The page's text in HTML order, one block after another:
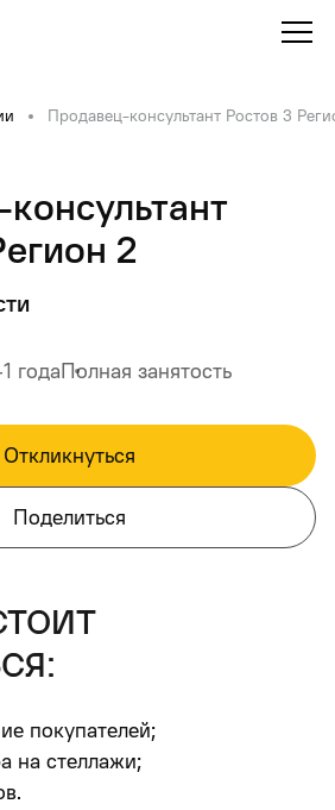
Продавец-консультант Ростов 3
2
годаПолная занятость
Откликнуться
Поделиться
покупателей;
на стеллажи;